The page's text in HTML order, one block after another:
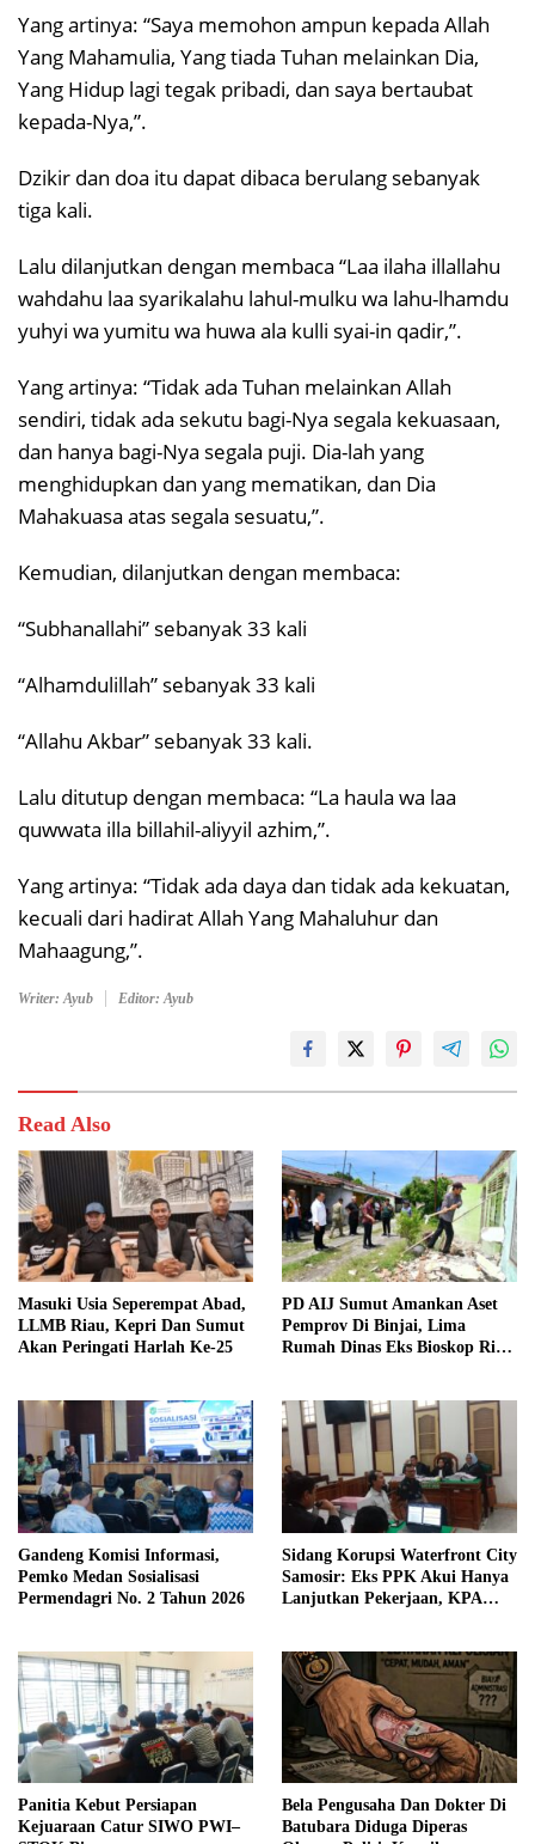
Yang artinya: “Saya memohon ampun kepada Allah
Yang Mahamulia, Yang tiada Tuhan melainkan Dia,
Yang Hidup lagi tegak pribadi, dan saya bertaubat
kepada-Nya,”.
Dzikir dan doa itu dapat dibaca berulang sebanyak
tiga kali.
Lalu dilanjutkan dengan membaca “Laa ilaha illallahu
wahdahu laa syarikalahu lahul-mulku wa lahu-lhamdu
yuhyi wa yumitu wa huwa ala kulli syai-in qadir,”.
Yang artinya: “Tidak ada Tuhan melainkan Allah
sendiri, tidak ada sekutu bagi-Nya segala kekuasaan,
dan hanya bagi-Nya segala puji. Dia-lah yang
menghidupkan dan yang mematikan, dan Dia
Mahakuasa atas segala sesuatu,”.
Kemudian, dilanjutkan dengan membaca:
“Subhanallahi” sebanyak 33 kali
“Alhamdulillah” sebanyak 33 kali
“Allahu Akbar” sebanyak 33 kali.
Lalu ditutup dengan membaca: “La haula wa laa
quwwata illa billahil-aliyyil azhim,”.
Yang artinya: “Tidak ada daya dan tidak ada kekuatan,
kecuali dari hadirat Allah Yang Mahaluhur dan
Mahaagung,”.
Writer: Ayub Editor: Ayub
Read Also
Masuki Usia Seperempat Abad,
LLMB Riau, Kepri Dan Sumut
Akan Peringati Harlah Ke-25
PD AIJ Sumut Amankan Aset
Pemprov Di Binjai, Lima
Rumah Dinas Eks Bioskop Ria
Gandeng Komisi Informasi,
Pemko Medan Sosialisasi
Permendagri No. 2 Tahun 2026
Sidang Korupsi Waterfront City
Samosir: Eks PPK Akui Hanya
Lanjutkan Pekerjaan, KPA
Panitia Kebut Persiapan
Kejuaraan Catur SIWO PWI–
Bela Pengusaha Dan Dokter Di
Batubara Diduga Diperas